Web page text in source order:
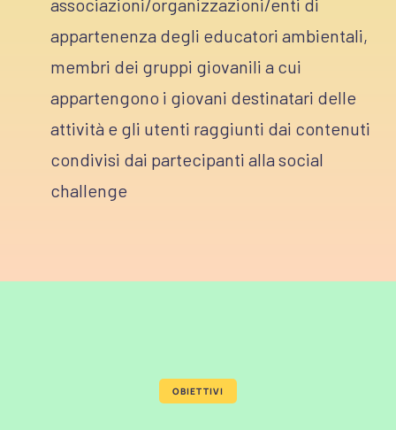
associazioni/organizzazioni/enti di
appartenenza degli educatori ambientali,
membri dei gruppi giovanili a cui
appartengono i giovani destinatari delle
attività e gli utenti raggiunti dai contenuti
condivisi dai partecipanti alla social
challenge
OBIETTIVI